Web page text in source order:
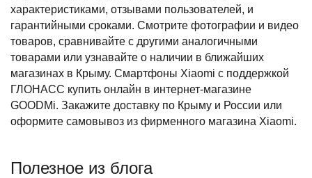
характеристиками, отзывами пользователей, и
гарантийными сроками. Смотрите фотографии и видео
товаров, сравнивайте с другими аналогичными
товарами или узнавайте о наличии в ближайших
магазинах в Крыму. Смартфоны Xiaomi с поддержкой
ГЛОНАСС купить онлайн в интернет-магазине
GOODMi. Закажите доставку по Крыму и России или
оформите самовывоз из фирменного магазина Xiaomi.
Полезное из блога